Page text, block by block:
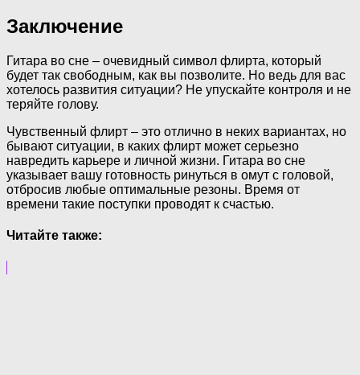
Заключение
Гитара во сне – очевидный символ флирта, который
будет так свободным, как вы позволите. Но ведь для вас
хотелось развития ситуации? Не упускайте контроля и не
теряйте голову.
Чувственный флирт – это отлично в неких вариантах, но
бывают ситуации, в каких флирт может серьезно
навредить карьере и личной жизни. Гитара во сне
указывает вашу готовность ринуться в омут с головой,
отбросив любые оптимальные резоны. Время от
времени такие поступки проводят к счастью.
Читайте также: